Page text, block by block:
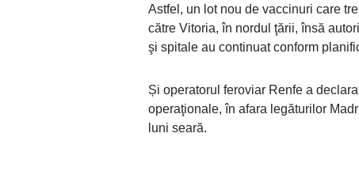
Astfel, un lot nou de vaccinuri care
către Vitoria, în nordul ţării, însă
şi spitale au continuat conform
Și operatorul feroviar Renfe a
operaţionale, în afara legăturilor
luni seară.